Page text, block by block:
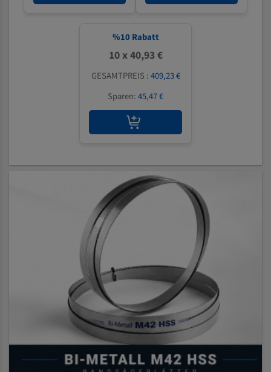
%10 Rabatt
10 x 40,93 €
GESAMTPREIS :409,23 €
Sparen:45,47 €